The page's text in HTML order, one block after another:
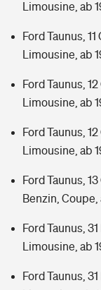
Limousine, ab
Ford Taunus,
Limousine, ab
Ford Taunus,
Limousine, ab
Ford Taunus,
Limousine, ab
Ford Taunus,
Benzin, Coupe,
Ford Taunus,
Limousine, ab
Ford Taunus,